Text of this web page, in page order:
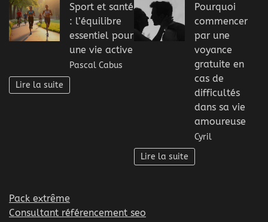
Sport et santé
: l’équilibre
essentiel pour
une vie active
Pascal Cabus
Lire la suite
Pourquoi
commencer
par une
voyance
gratuite en
cas de
difficultés
dans sa vie
amoureuse
Cyril
Lire la suite
Pack extrême
Consultant référencement seo